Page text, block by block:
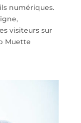
numériques.
visiteurs sur
Muette